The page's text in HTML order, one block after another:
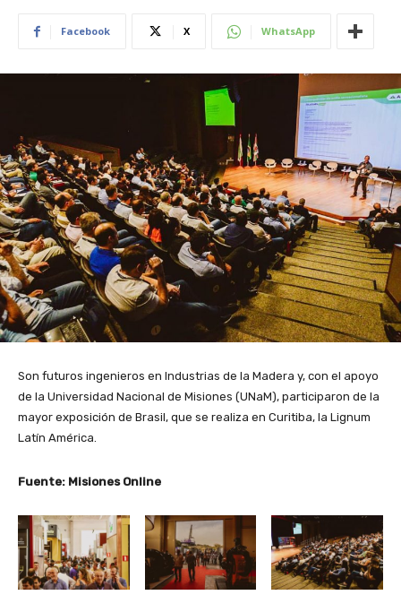
Facebook X WhatsApp
Son futuros ingenieros en Industrias de la Madera y, con el apoyo
de la Universidad Nacional de Misiones (UNaM), participaron de la
mayor exposición de Brasil, que se realiza en Curitiba, la Lignum
Latín América.
Fuente: Misiones Online